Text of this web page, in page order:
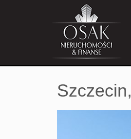
Szczecin,